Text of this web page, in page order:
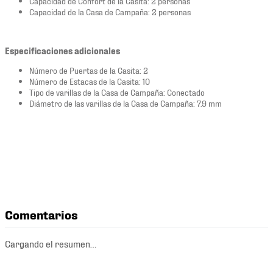
Capacidad de la Casa de Campaña: 2 personas
Especificaciones adicionales
Número de Puertas de la Casita: 2
Número de Estacas de la Casita: 10
Tipo de varillas de la Casa de Campaña: Conectado
Diámetro de las varillas de la Casa de Campaña: 7.9 mm
Comentarios
Cargando el resumen…